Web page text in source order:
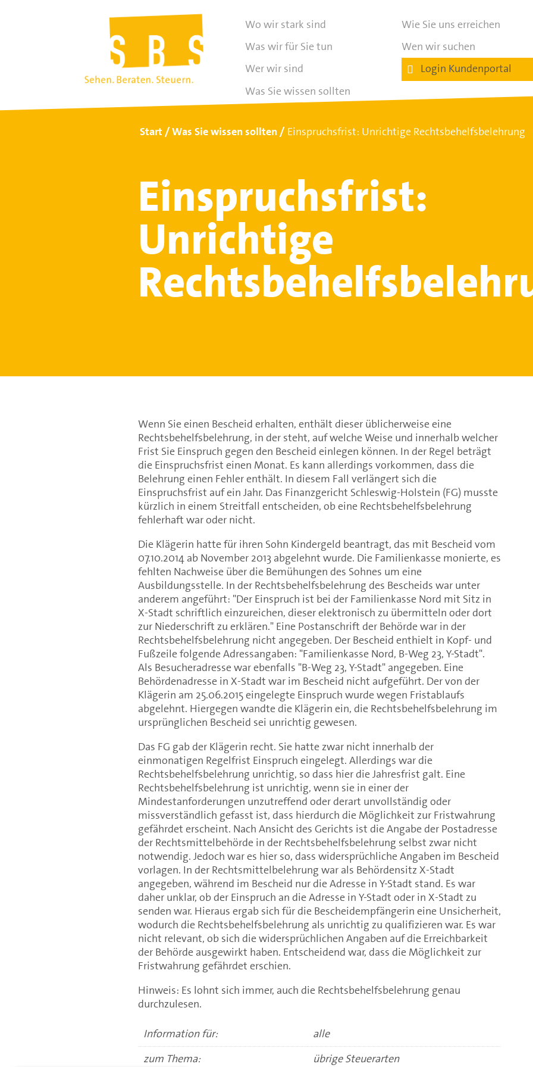
Wo wir stark sind
Was wir für Sie tun
Wer wir sind
Was Sie wissen sollten
Wie Sie uns erreichen
Wen wir suchen
Login Kundenportal
Start Was Sie wissen sollten Einspruchsfrist: Unrichtige Rechtsbehelfsbelehrung
Einspruchsfrist:
Unrichtige
Wenn Sie einen Bescheid erhalten, enthält dieser üblicherweise eine
Rechtsbehelfsbelehrung, in der steht, auf welche Weise und innerhalb welcher
Frist Sie Einspruch gegen den Bescheid einlegen können. In der Regel beträgt
die Einspruchsfrist einen Monat. Es kann allerdings vorkommen, dass die
Belehrung einen Fehler enthält. In diesem Fall verlängert sich die
Einspruchsfrist auf ein Jahr. Das Finanzgericht Schleswig-Holstein (FG) musste
kürzlich in einem Streitfall entscheiden, ob eine Rechtsbehelfsbelehrung
fehlerhaft war oder nicht.
Die Klägerin hatte für ihren Sohn Kindergeld beantragt, das mit Bescheid vom
07.10.2014 ab November 2013 abgelehnt wurde. Die Familienkasse monierte, es
fehlten Nachweise über die Bemühungen des Sohnes um eine
Ausbildungsstelle. In der Rechtsbehelfsbelehrung des Bescheids war unter
anderem angeführt: "Der Einspruch ist bei der Familienkasse Nord mit Sitz in
X-Stadt schriftlich einzureichen, dieser elektronisch zu übermitteln oder dort
zur Niederschrift zu erklären." Eine Postanschrift der Behörde war in der
Rechtsbehelfsbelehrung nicht angegeben. Der Bescheid enthielt in Kopf- und
Fußzeile folgende Adressangaben: "Familienkasse Nord, B-Weg 23, Y-Stadt".
Als Besucheradresse war ebenfalls "B-Weg 23, Y-Stadt" angegeben. Eine
Behördenadresse in X-Stadt war im Bescheid nicht aufgeführt. Der von der
Klägerin am 25.06.2015 eingelegte Einspruch wurde wegen Fristablaufs
abgelehnt. Hiergegen wandte die Klägerin ein, die Rechtsbehelfsbelehrung im
ursprünglichen Bescheid sei unrichtig gewesen.
Das FG gab der Klägerin recht. Sie hatte zwar nicht innerhalb der
einmonatigen Regelfrist Einspruch eingelegt. Allerdings war die
Rechtsbehelfsbelehrung unrichtig, so dass hier die Jahresfrist galt. Eine
Rechtsbehelfsbelehrung ist unrichtig, wenn sie in einer der
Mindestanforderungen unzutreffend oder derart unvollständig oder
missverständlich gefasst ist, dass hierdurch die Möglichkeit zur Fristwahrung
gefährdet erscheint. Nach Ansicht des Gerichts ist die Angabe der Postadresse
der Rechtsmittelbehörde in der Rechtsbehelfsbelehrung selbst zwar nicht
notwendig. Jedoch war es hier so, dass widersprüchliche Angaben im Bescheid
vorlagen. In der Rechtsmittelbelehrung war als Behördensitz X-Stadt
angegeben, während im Bescheid nur die Adresse in Y-Stadt stand. Es war
daher unklar, ob der Einspruch an die Adresse in Y-Stadt oder in X-Stadt zu
senden war. Hieraus ergab sich für die Bescheidempfängerin eine Unsicherheit,
wodurch die Rechtsbehelfsbelehrung als unrichtig zu qualifizieren war. Es war
nicht relevant, ob sich die widersprüchlichen Angaben auf die Erreichbarkeit
der Behörde ausgewirkt haben. Entscheidend war, dass die Möglichkeit zur
Fristwahrung gefährdet erschien.
Hinweis: Es lohnt sich immer, auch die Rechtsbehelfsbelehrung genau
durchzulesen.
Information für:
alle
zum Thema:
übrige Steuerarten